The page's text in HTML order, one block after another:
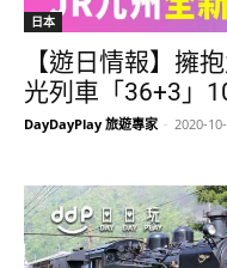
日本
【遊日情報】擁
光列車「36+3」
DayDayPlay 旅遊專家 - 2020-